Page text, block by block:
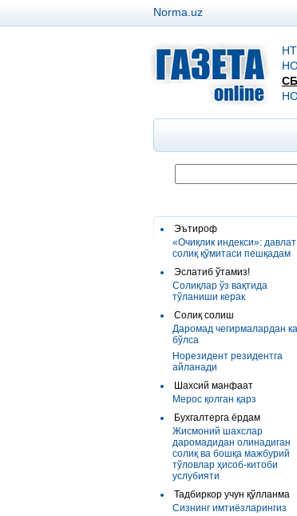
Norma.uz
Эътироф
«Очиқлик индекси»: давлат
солиқ қўмитаси пешқадам
Эслатиб ўтамиз!
Солиқлар ўз вақтида
тўланиши керак
Солиқ солиш
Даромад чегирмалардан
бўлса
Норезидент резидентга
айланади
Шахсий манфаат
Мерос қолган қарз
Бухгалтерга ёрдам
Жисмоний шахслар
даромадидан олинадиган
солиқ ва бошқа мажбурий
тўловлар ҳисоб-китоби
услубияти
Тадбиркор учун қўлланма
Сизнинг имтиёзларингиз